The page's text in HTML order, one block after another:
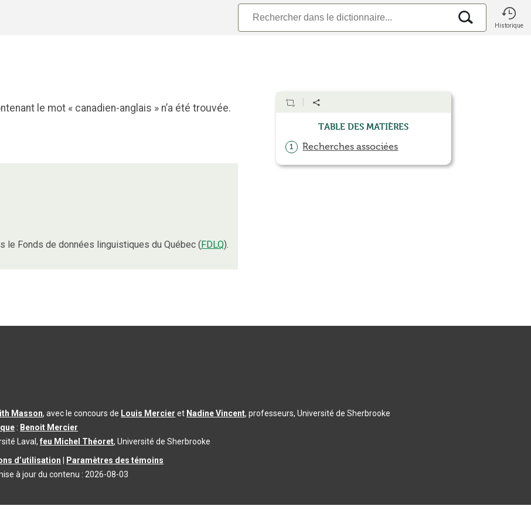
Historique
le mot « canadien-anglais » n’a été trouvée.
le Fonds de données linguistiques du Québec (FDLQ).
Table des matières
1 Recherches associées
Masson, avec le concours de Louis Mercier et Nadine Vincent, professeurs, Université de Sherbrooke
: Benoit Mercier
Laval,feu Michel Théoret, Université de Sherbrooke
d’utilisation
Paramètres des témoins
à jour du contenu : 2026-08-03